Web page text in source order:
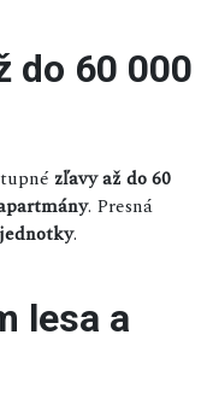
do 60 000
zľavy až do 60
. Presná
.
lesa a